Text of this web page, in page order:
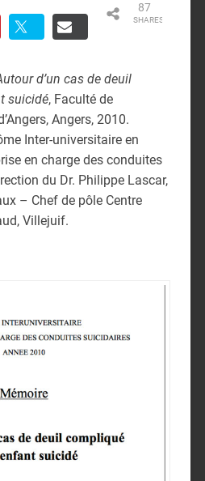
SHARES
87
d’un cas de deuil
suicidé, Faculté de
Angers, 2010.
Inter-universitaire en
en charge des conduites
du Dr. Philippe Lascar,
– Chef de pôle Centre
Villejuif.